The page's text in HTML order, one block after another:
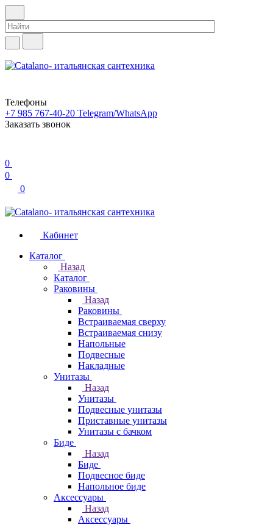
Телефоны
+7 985 767-40-20 Telegram/WhatsApp
Заказать звонок
0
0
0
Кабинет
Каталог
Назад
Каталог
Раковины
Назад
Раковины
Встраиваемая сверху
Встраиваемая снизу
Напольные
Подвесные
Накладные
Унитазы
Назад
Унитазы
Подвесные унитазы
Приставные унитазы
Унитазы с бачком
Биде
Назад
Биде
Подвесное биде
Напольное биде
Аксессуары
Назад
Аксессуары